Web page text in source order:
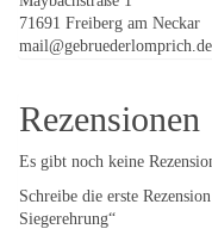
71691 Freiberg am Neckar
mail@gebruederlomprich.de
Rezensionen
Es gibt noch keine
Schreibe die erste
Siegerehrung“